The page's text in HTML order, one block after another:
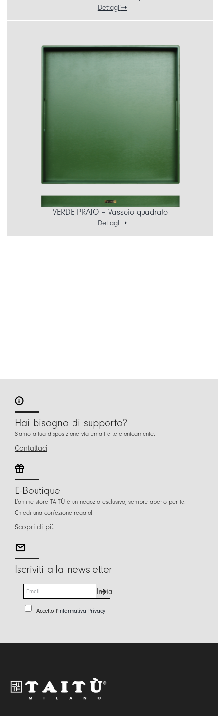
Dettagli
VERDE PRATO – Vassoio quadrato
Dettagli
Hai bisogno di supporto?
Siamo a tua disposizione via email e telefonicamente.
Contattaci
E-Boutique
L’online store TAITÙ è un negozio esclusivo, sempre aperto per te.
Chiedi una confezione regalo!
Scopri di più
Iscriviti alla newsletter
m
a
P
o
Accetto l'Informativa Privacy
Invia